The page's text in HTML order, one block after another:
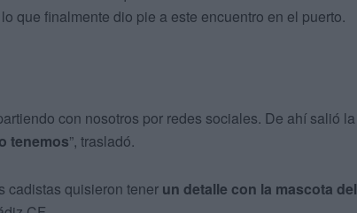
que finalmente dio pie a este encuentro en el puerto.
con nosotros por redes sociales. De ahí salió la
tenemos”, trasladó.
cadistas quisieron tener un detalle con la mascota del